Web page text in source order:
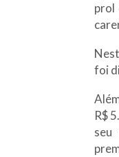
prol
foi
R$
seu